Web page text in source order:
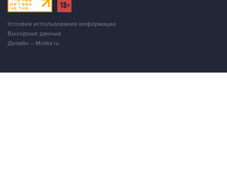
Условия использования информации
Выходные данные
Дизайн – Motka.ru